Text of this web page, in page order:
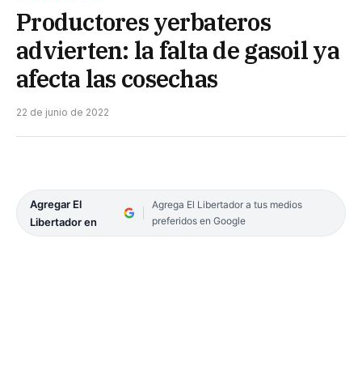
Productores yerbateros
advierten: la falta de gasoil ya
afecta las cosechas
22 de junio de 2022
Agregar El
Libertador en
Agrega El Libertador a tus medios
preferidos en Google